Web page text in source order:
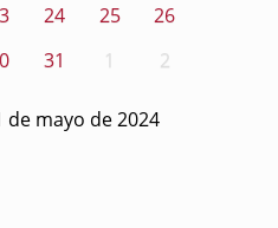
24 25
26
31 1 2
de mayo de 2024